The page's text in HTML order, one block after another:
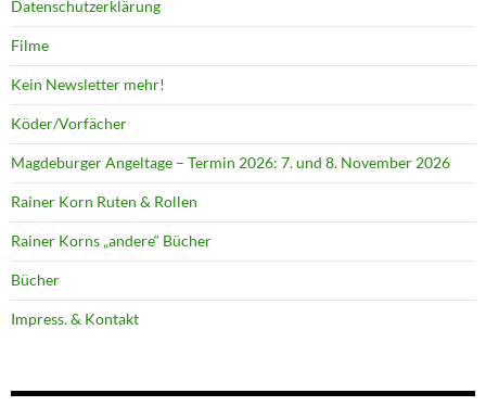
Datenschutzerklärung
Filme
Kein Newsletter mehr!
Köder/Vorfächer
Magdeburger Angeltage – Termin 2026: 7. und 8. November 2026
Rainer Korn Ruten & Rollen
Rainer Korns „andere“ Bücher
Bücher
Impress. & Kontakt